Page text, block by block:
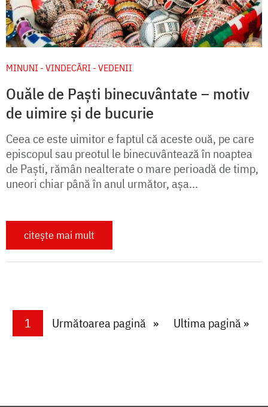
MINUNI - VINDECĂRI - VEDENII
Ouăle de Paști binecuvântate – motiv
de uimire și de bucurie
Ceea ce este uimitor e faptul că aceste ouă, pe care
episcopul sau preotul le binecuvântează în noaptea
de Paști, rămân nealterate o mare perioadă de timp,
uneori chiar până în anul următor, așa...
citește mai mult
PaginareCurrent page
1 Next page
Următoarea pagină Last page
Ultima pagină »